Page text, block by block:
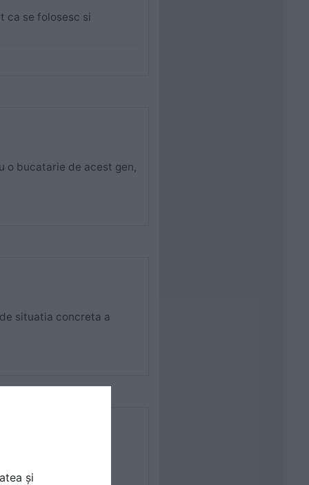
ca se folosesc si
o bucatarie de acest gen,
situatia concreta a
și